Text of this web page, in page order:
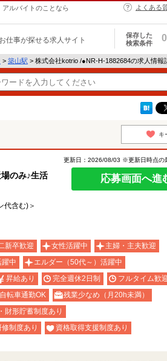
ルバイトのことなら
よくある
仕事が探せる求人サイト
保存した
検索条件
0
> 築山駅 > 株式会社kotrio /●NR-H-1882684の求人情報
キ
のみ♪生活
更新日：2026/08/03 ※更新日時点の
応募画面へ進
含む)＞
新卒歓迎 女性活躍中
主婦・主夫歓迎
躍中
エルダー（50代～）活躍中
昇給あり 完全週休2日制
フルタイム歓
自転車通勤OK
残業少なめ（月20h未満）
財形貯蓄制度あり
修制度あり 資格取得支援制度あり